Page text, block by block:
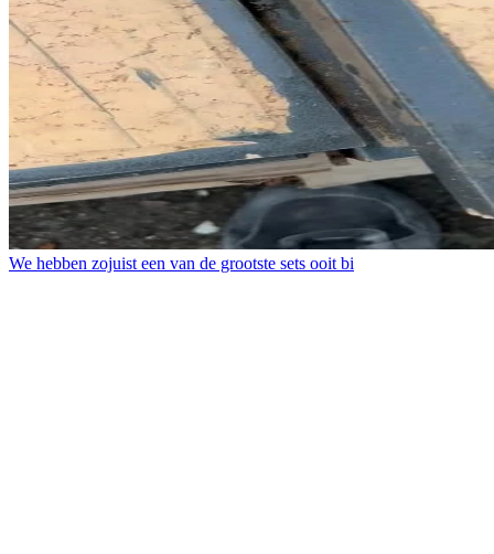
We hebben zojuist een van de grootste sets ooit bi